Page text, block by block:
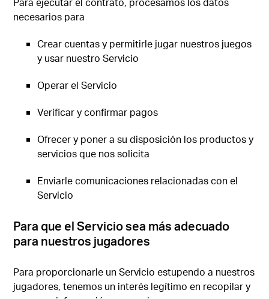
necesarios para
Crear cuentas y permitirle jugar nuestros juegos
y usar nuestro Servicio
Operar el Servicio
Verificar y confirmar pagos
Ofrecer y poner a su disposición los productos y
servicios que nos solicita
Enviarle comunicaciones relacionadas con el
Servicio
Para que el Servicio sea más adecuado
para nuestros jugadores
Para proporcionarle un Servicio estupendo a nuestros
jugadores, tenemos un interés legítimo en recopilar y